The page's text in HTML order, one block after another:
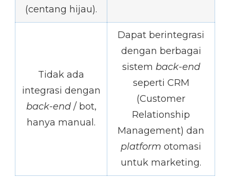
(centang hijau).
Tidak ada
integrasi dengan
back-end/ bot,
hanya manual.
Dapat berintegrasi
dengan berbagai
sistem back-end
seperti CRM
(Customer
Relationship
Management) dan
platform otomasi
untuk marketing.